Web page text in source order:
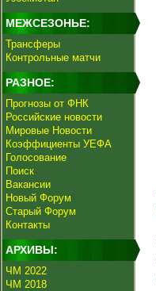
МЕЖСЕЗОНЬЕ:
Трансферы
Контрольные матчи
РАЗНОЕ:
Прогнозы от ФНК
Российские новости
Мировые Новости
Коэффициенты УЕФА
Голосование
Поиск
Вакансии
Новый Форум
Старый Форум
Контакты
АРХИВЫ:
ЧМ 2022
ЧМ 2018